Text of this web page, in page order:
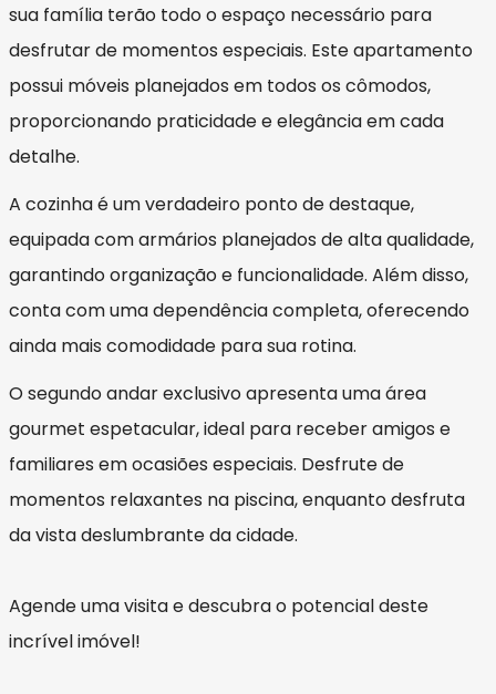
sua família terão todo o espaço necessário para
desfrutar de momentos especiais. Este apartamento
possui móveis planejados em todos os cômodos,
proporcionando praticidade e elegância em cada
detalhe.
A cozinha é um verdadeiro ponto de destaque,
equipada com armários planejados de alta qualidade,
garantindo organização e funcionalidade. Além disso,
conta com uma dependência completa, oferecendo
ainda mais comodidade para sua rotina.
O segundo andar exclusivo apresenta uma área
gourmet espetacular, ideal para receber amigos e
familiares em ocasiões especiais. Desfrute de
momentos relaxantes na piscina, enquanto desfruta
da vista deslumbrante da cidade.
Agende uma visita e descubra o potencial deste
incrível imóvel!